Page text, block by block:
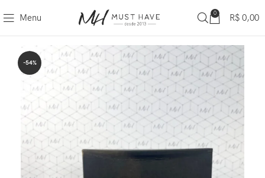
Menu 0 R$ 0,00
-54%